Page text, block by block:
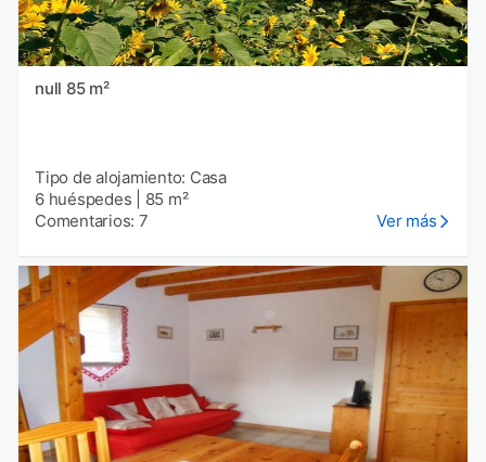
null 85 m²
Tipo de alojamiento: Casa
6 huéspedes
85 m²
Comentarios: 7
Ver más